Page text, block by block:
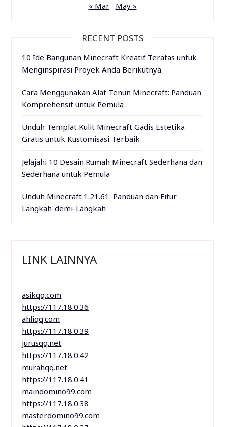
« Mar
May »
RECENT POSTS
10 Ide Bangunan Minecraft Kreatif Teratas untuk
Menginspirasi Proyek Anda Berikutnya
Cara Menggunakan Alat Tenun Minecraft: Panduan
Komprehensif untuk Pemula
Unduh Templat Kulit Minecraft Gadis Estetika
Gratis untuk Kustomisasi Terbaik
Jelajahi 10 Desain Rumah Minecraft Sederhana dan
Sederhana untuk Pemula
Unduh Minecraft 1.21.61: Panduan dan Fitur
Langkah-demi-Langkah
LINK LAINNYA
asikqq.com
https://117.18.0.36
ahliqq.com
https://117.18.0.39
jurusqq.net
https://117.18.0.42
murahqq.net
https://117.18.0.41
maindomino99.com
https://117.18.0.38
masterdomino99.com